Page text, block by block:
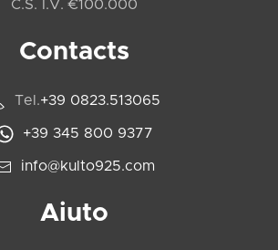
C.S. I.V. €100.000
Contacts
Tel.+39 0823.513065
+39 345 800 9377
info@kulto925.com
Aiuto